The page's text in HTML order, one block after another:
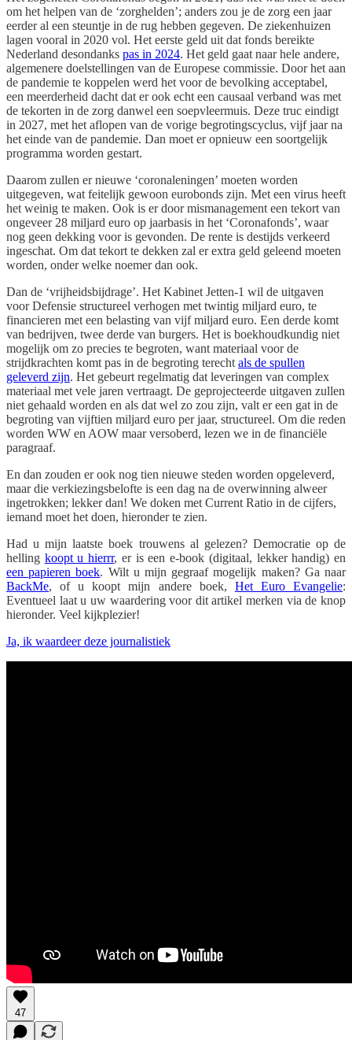
om het helpen van de ‘zorghelden’; anders zou je de zorg een jaar
eerder al een steuntje in de rug hebben gegeven. De ziekenhuizen
lagen vooral in 2020 vol. Het eerste geld uit dat fonds bereikte
Nederland desondanks pas in 2024. Het geld gaat naar hele andere,
algemenere doelstellingen van de Europese commissie. Door het aan
de pandemie te koppelen werd het voor de bevolking acceptabel,
een meerderheid dacht dat er ook echt een causaal verband was met
de tekorten in de zorg danwel een soepvleermuis. Deze truc eindigt
in 2027, met het aflopen van de vorige begrotingscyclus, vijf jaar na
het einde van de pandemie. Dan moet er opnieuw een soortgelijk
programma worden gestart.
Daarom zullen er nieuwe ‘coronaleningen’ moeten worden
uitgegeven, wat feitelijk gewoon eurobonds zijn. Met een virus heeft
het weinig te maken. Ook is er door mismanagement een tekort van
ongeveer 28 miljard euro op jaarbasis in het ‘Coronafonds’, waar
nog geen dekking voor is gevonden. De rente is destijds verkeerd
ingeschat. Om dat tekort te dekken zal er extra geld geleend moeten
worden, onder welke noemer dan ook.
Dan de ‘vrijheidsbijdrage’. Het Kabinet Jetten-1 wil de uitgaven
voor Defensie structureel verhogen met twintig miljard euro, te
financieren met een belasting van vijf miljard euro. Een derde komt
van bedrijven, twee derde van burgers. Het is boekhoudkundig niet
mogelijk om zo precies te begroten, want materiaal voor de
strijdkrachten komt pas in de begroting terecht als de spullen
geleverd zijn. Het gebeurt regelmatig dat leveringen van complex
materiaal met vele jaren vertraagt. De geprojecteerde uitgaven zullen
niet gehaald worden en als dat wel zo zou zijn, valt er een gat in de
begroting van vijftien miljard euro per jaar, structureel. Om die reden
worden WW en AOW maar versoberd, lezen we in de financiële
paragraaf.
En dan zouden er ook nog tien nieuwe steden worden opgeleverd,
maar die verkiezingsbelofte is een dag na de overwinning alweer
ingetrokken; lekker dan! We doken met Current Ratio in de cijfers,
iemand moet het doen, hieronder te zien.
Had u mijn laatste boek trouwens al gelezen? Democratie op de
helling koopt u hierrr, er is een e-book (digitaal, lekker handig) en
een papieren boek. Wilt u mijn gegraaf mogelijk maken? Ga naar
BackMe, of u koopt mijn andere boek, Het Euro Evangelie:
Eventueel laat u uw waardering voor dit artikel merken via de knop
hieronder. Veel kijkplezier!
Ja, ik waardeer deze journalistiek
47